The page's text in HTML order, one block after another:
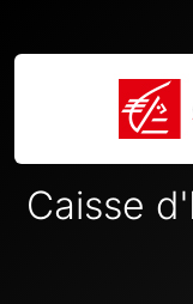
Caisse